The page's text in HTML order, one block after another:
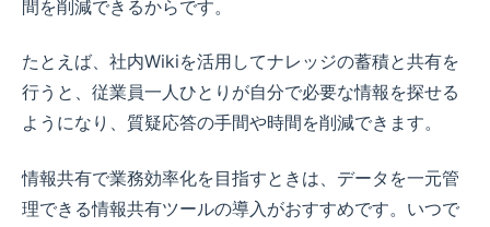
間を削減できるからです。
たとえば、社内Wikiを活用してナレッジの蓄積と共有を
行うと、従業員一人ひとりが自分で必要な情報を探せる
ようになり、質疑応答の手間や時間を削減できます。
情報共有で業務効率化を目指すときは、データを一元管
理できる情報共有ツールの導入がおすすめです。いつで